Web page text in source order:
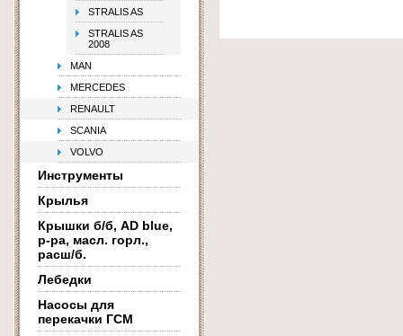
STRALIS AS
STRALIS AS
2008
MAN
MERCEDES
RENAULT
SCANIA
VOLVO
Инструменты
Крылья
Крышки б/б, AD blue,
р-ра, масл. горл.,
расш/б.
Лебедки
Насосы для
перекачки ГСМ